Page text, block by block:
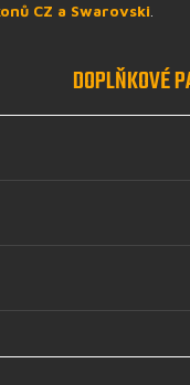
CZ a Swarovski
DOPLŇKOVÉ